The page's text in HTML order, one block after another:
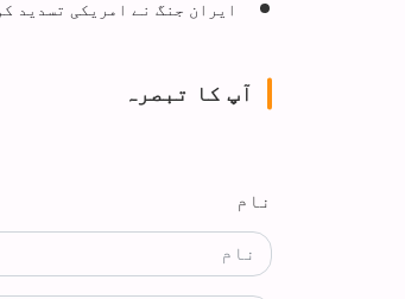
ایران جنگ نے امریکی تسدید
آپ کا تبصرہ
نام